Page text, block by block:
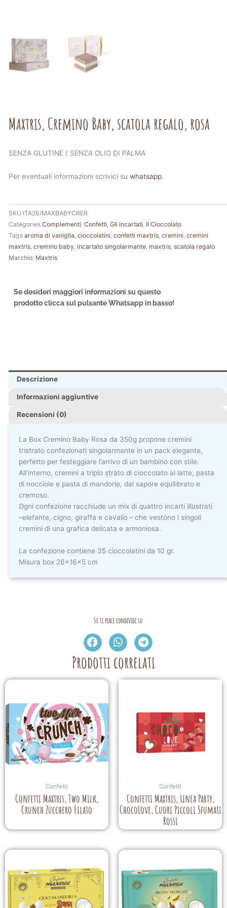
Maxtris, Cremino Baby, scatola regalo, rosa
SENZA GLUTINE / SENZA OLIO DI PALMA
Per eventuali informazioni scrivici su whatsapp.
SKU ITA26/MAXBABYCRER
Categories Complementi Confetti Gli incartati Il Cioccolato
Tags aroma di vaniglia cioccolatini confetti maxtris cremini cremini
maxtris cremino baby incartato singolarmante maxtris scatola regalo
Marchio: Maxtris
Se desideri maggiori informazioni su questo
prodotto clicca sul pulsante Whatsapp in basso!
Descrizione
Informazioni aggiuntive
Recensioni (0)
La Box Cremino Baby Rosa da 350g propone cremini
tristrato confezionati singolarmente in un pack elegante,
perfetto per festeggiare l’arrivo di un bambino con stile.
All’interno, cremini a triplo strato di cioccolato al latte, pasta
di nocciole e pasta di mandorle, dal sapore equilibrato e
cremoso.
Ogni confezione racchiude un mix di quattro incarti illustrati
–elefante, cigno, giraffa e cavallo– che vestono i singoli
cremini di una grafica delicata e armoniosa.
La confezione contiene 35 cioccolatini da 10 gr.
Misura box 26x16x5 cm
Se ti piace condividi su
Prodotti correlati
Confetti
Confetti Maxtris, Two Milk,
Crunch Zucchero Filato
Confetti
Confetti Maxtris, Linea Party,
ChocoLove, Cuori Piccoli Sfumati
Rossi